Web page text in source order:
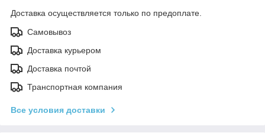
Доставка осуществляется только по предоплате.
Самовывоз
Доставка курьером
Доставка почтой
Транспортная компания
Все условия доставки